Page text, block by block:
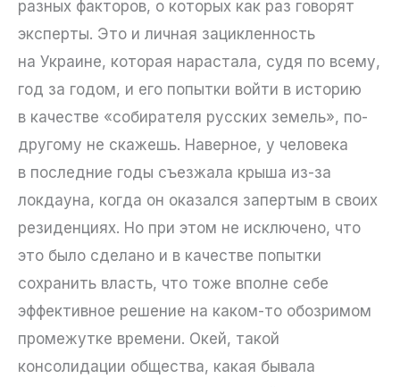
разных факторов, о которых как раз говорят
эксперты. Это и личная зацикленность
на Украине, которая нарастала, судя по всему,
год за годом, и его попытки войти в историю
в качестве «собирателя русских земель», по-
другому не скажешь. Наверное, у человека
в последние годы съезжала крыша из-за
локдауна, когда он оказался запертым в своих
резиденциях. Но при этом не исключено, что
это было сделано и в качестве попытки
сохранить власть, что тоже вполне себе
эффективное решение на каком-то обозримом
промежутке времени. Окей, такой
консолидации общества, какая бывала